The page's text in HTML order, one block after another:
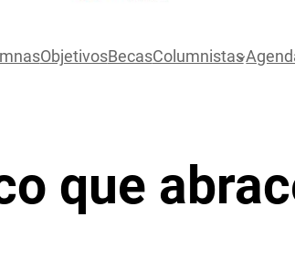
ObjetivosBecasColumnistas
que